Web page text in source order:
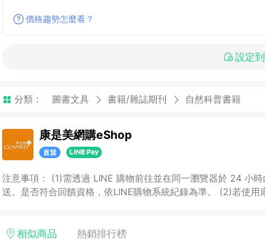
價格趨勢怎麼看？
設定
分類： 圖書文具 書籍/雜誌期刊 自然科普書籍
康是美網購eShop
注意事項：​ (1)需透過 LINE 購物前往並在同一瀏覽器於 24 小
送。​是否符合回饋資格，依LINE購物系統紀錄為準。 (2)若使
「LINE購物通知」之官方帳號訊息通知。亦可於LINE購物網站
相似商品 熱銷排行榜